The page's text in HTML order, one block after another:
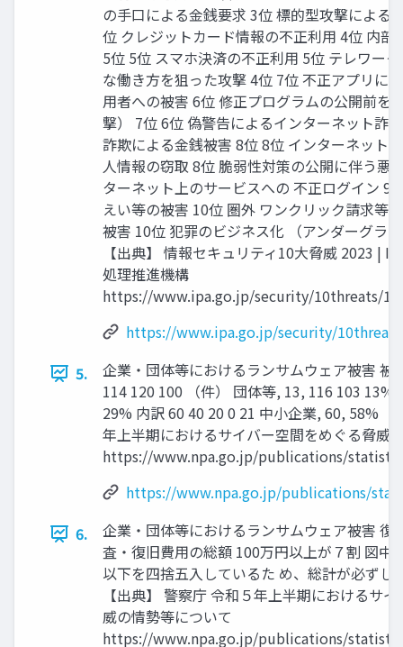
の手口による金銭要求 3位 標的型攻撃による
位 クレジットカード情報の不正利用 4位 内部
5位 5位 スマホ決済の不正利用 5位 テレワー
な働き方を狙った攻撃 4位 7位 不正アプリに
用者への被害 6位 修正プログラムの公開前を
撃） 7位 6位 偽警告によるインターネット詐
詐欺による金銭被害 8位 8位 インターネット
人情報の窃取 8位 脆弱性対策の公開に伴う悪
ターネット上のサービスへの 不正ログイン 9
えい等の被害 10位 圏外 ワンクリック請求等
被害 10位 犯罪のビジネス化 （アンダーグラ
【出典】 情報セキュリティ10大脅威 2023 |
処理推進機構
https://www.ipa.go.jp/security/10threats/
https://www.ipa.go.jp/security/
5.
企業・団体等におけるランサムウェア被害 被
114 120 100 （件） 団体等, 13, 116 103 13%
29% 内訳 60 40 20 0 21 中小企業, 60, 58%
年上半期におけるサイバー空間をめぐる脅威
https://www.npa.go.jp/publications/
https://www.npa.go.jp/publications/
6.
企業・団体等におけるランサムウェア被害 復
査・復旧費用の総額 100万円以上が７割 図中
以下を四捨五入しているた め、総計が必ずし
【出典】 警察庁 令和５年上半期におけるサ
威の情勢等について
https://www.npa.go.jp/publications/